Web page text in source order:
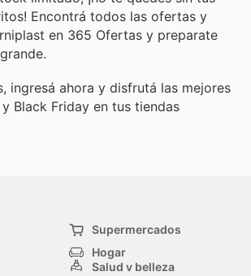
Encontrá todos las ofertas y
en 365 Ofertas y preparate
ingresá ahora y disfrutá las mejores
Black Friday en tus tiendas
Supermercados
Hogar
Salud y belleza